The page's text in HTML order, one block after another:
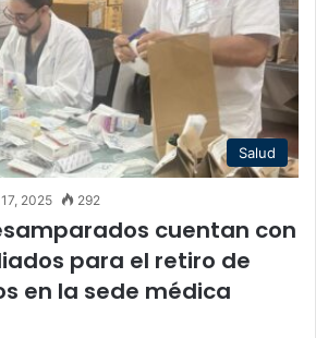
Salud
2025 292
cuentan con
para el retiro de
en la sede médica